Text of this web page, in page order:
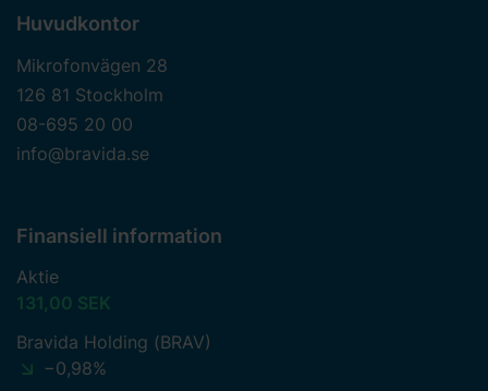
Huvudkontor
Mikrofonvägen 28
126 81 Stockholm
08-695 20 00
info@bravida.se
Finansiell information
Aktie
131,00 SEK
Bravida Holding (BRAV)
−0,98%